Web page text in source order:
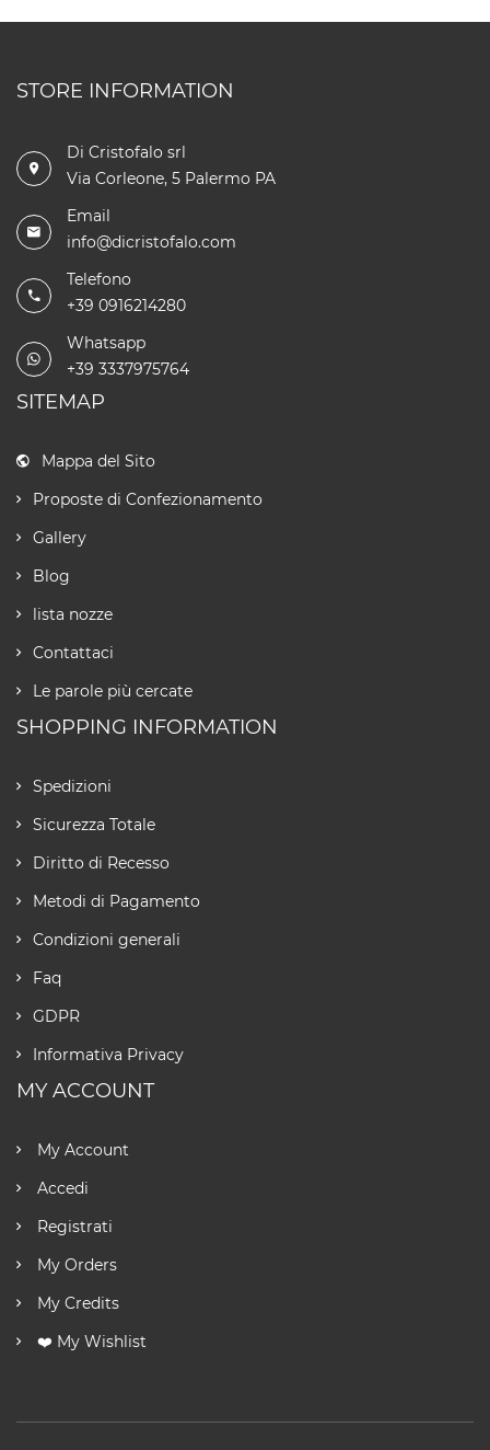
STORE INFORMATION
Di Cristofalo srl
Via Corleone, 5 Palermo PA
Email
info@dicristofalo.com
Telefono
+39 0916214280
Whatsapp
+39 3337975764
SITEMAP
Mappa del Sito
Proposte di Confezionamento
Gallery
Blog
lista nozze
Contattaci
Le parole più cercate
SHOPPING INFORMATION
Spedizioni
Sicurezza Totale
Diritto di Recesso
Metodi di Pagamento
Condizioni generali
Faq
GDPR
Informativa Privacy
MY ACCOUNT
My Account
Accedi
Registrati
My Orders
My Credits
❤️ My Wishlist